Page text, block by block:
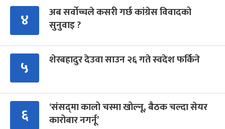
४
अब सर्वोच्चले कसरी गर्छ कांग्रेस विवादको
सुनुवाइ ?
५ शेरबहादुर देउवा साउन २६ गते स्वदेश फर्किने
६
‘संसद्‍मा कालो चस्मा खोल्नू, बैठक चल्दा सेयर
कारोबार नगर्नू’